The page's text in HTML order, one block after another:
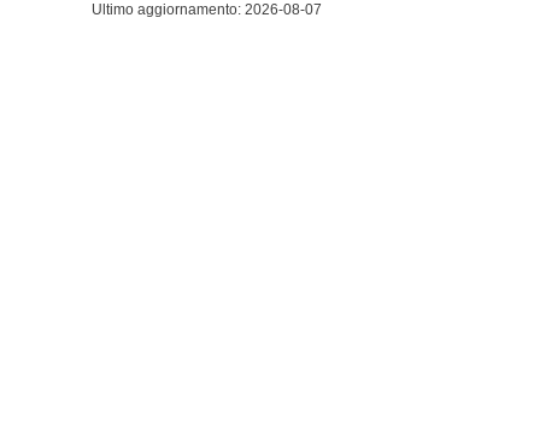
Ultimo aggiornamento: 2026-08-07